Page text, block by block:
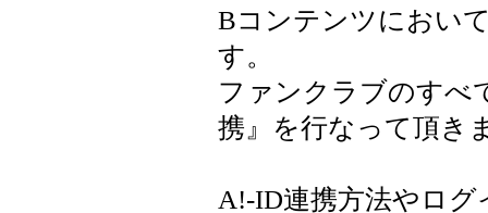
Bコンテンツにおい
す。
ファンクラブのすべ
携』を行なって頂き
A!-ID連携方法やログ